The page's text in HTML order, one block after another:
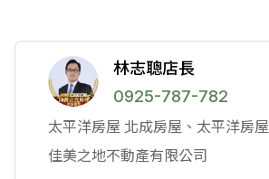
林志聰店長
0925-787-782
太平洋房屋 北成房屋、太平洋房屋
佳美之地不動產有限公司